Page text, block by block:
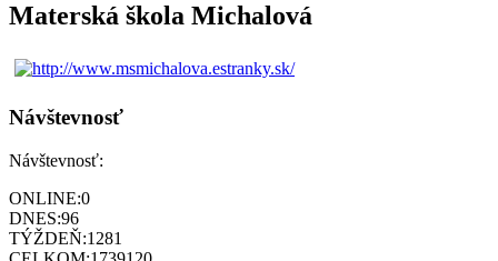
Materská škola Michalová
Návštevnosť
Návštevnosť:
ONLINE:0
DNES:96
TÝŽDEŇ:1281